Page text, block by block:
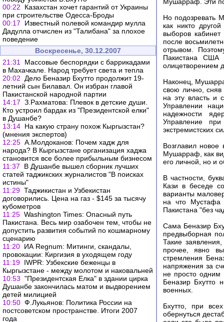
00:22
Казахстан хочет гарантий от Украины
при строительстве Одесса-Броды
00:17
Известный полевой командир мулла
Дадулла отчислен из "Талибана" за плохое
поведение
Воскресенье, 30.12.2007
21:31
Массовые беспорядки с баррикадами
в Махачкале. Народ требует света и тепла
20:02
Дело Беназир Бхутто продолжит 19-
летний сын Билавал. Он избран главой
Пакистанской народной партии
14:17 З.Рахматова: Плевок в детские души.
Кто устроил бардак из "Президентской елки"
в Душанбе?
13:14 На какую страну похож Кыргызстан?
(мнения экспертов)
12:25 А.Молдоканов: Почем хадж для
народа? В Кыргызстане организация хаджа
становится все более прибыльным бизнесом
11:37
В Душанбе вышел сборник лучших
статей таджикских журналистов "В поисках
истины"
11:29 Таджикистан и Узбекистан
договорились. Цена на газ - $145 за тысячу
кубометров
11:25 Washington Times: Опасный путь
Пакистана. Весь мир озабочен тем, чтобы не
допустить развития событий по кошмарному
сценарию
11:20 ИА Regnum: Митинги, скандалы,
провокации: Киргизия в уходящем году
11:19 IWPR: Узбекские беженцы в
Кыргызстане - между молотом и наковальней
10:53 "Президентская Елка" в здании цирка
Душанбе закончилась матом и выдворением
детей милицией
10:50 Ф.Лукьянов: Политика России на
постсоветском пространстве. Итоги 2007
года
Но подозревать
как никто
выборов
после
отрывом.
Пакистана США
олицетворением
Наконец,
свою лично, сняв
на эту власть и
Управлении
надежности
Управление
экстремистских
Возглавил новое
Мушарраф, как
его личной, но и
В частности,
Кази в беседе
варианты
на что Мустафа
Пакистана "без
Сама Беназир
предвыборная
Такие
прочее, явно
стремления
напряжения за
не просто одним
Беназир Бхутто
военных.
Бхутто, при
обернуться